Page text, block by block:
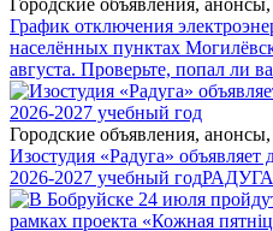
Городские объявления,
График отключения
населённых пунктах
августа. Проверьте, попал ли
Городские объявления,
Изостудия «Радуга»
2026-2027 учебный год